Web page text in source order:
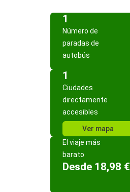
1
Número de
paradas de
autobús
1
Ciudades
directamente
accesibles
Ver mapa
El viaje más
barato
Desde 18,98 €